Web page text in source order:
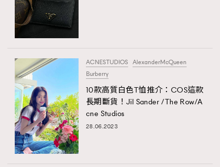
TRENDING
AFrenchMind
EmpowerF
FashionWeek
ACNESTUDIOS AlexanderMcQueen
Burberry
10款高質白色T恤推介：COS這款
長期斷貨！Jil Sander /The Row/A
cne Studios
28.06.2023